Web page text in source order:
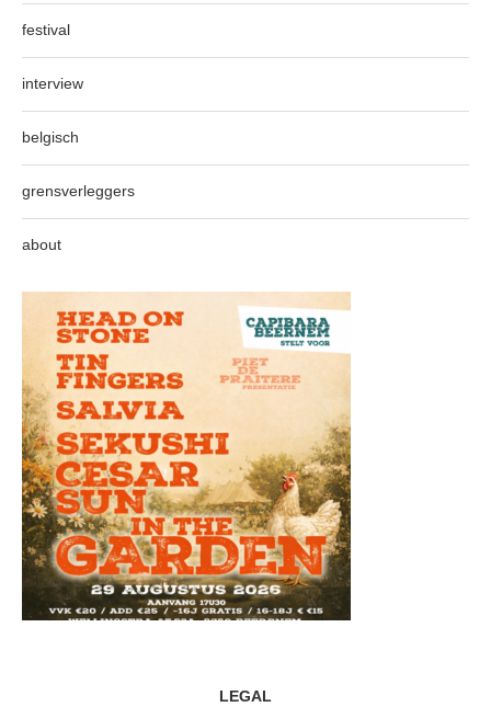
festival
interview
belgisch
grensverleggers
about
LEGAL